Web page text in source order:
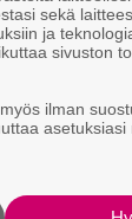
sekä
ja
sivuston
ilman